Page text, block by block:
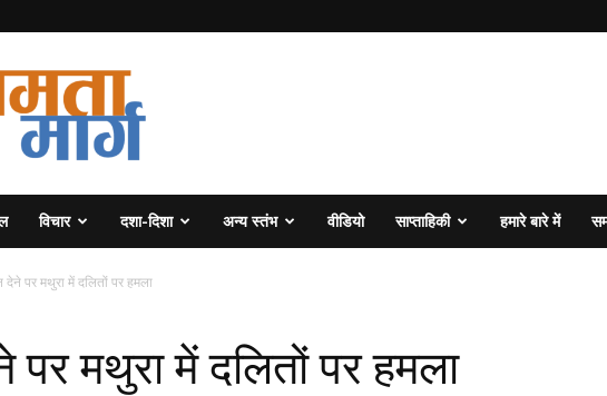
विचार दशा-दिशा अन्य स्तंभ वीडियो साप्ताहिकी हमारे बारे में
देने पर मथुरा में दलितों पर हमला
पर मथुरा में दलितों पर हमला